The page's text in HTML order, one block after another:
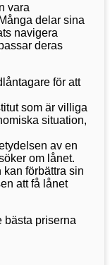
vara
delar sina
navigera
deras
för att
som är villiga
situation,
av en
om lånet.
kan förbättra sin
att få lånet
bästa priserna